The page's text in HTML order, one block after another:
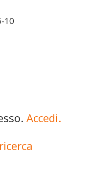
10
Accedi.